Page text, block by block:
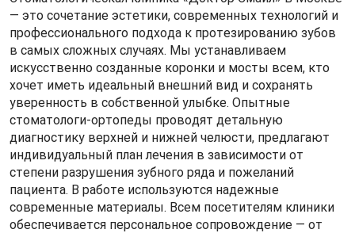
— это сочетание эстетики, современных технологий и
профессионального подхода к протезированию зубов
в самых сложных случаях. Мы устанавливаем
искусственно созданные коронки и мосты всем, кто
хочет иметь идеальный внешний вид и сохранять
уверенность в собственной улыбке. Опытные
стоматологи-ортопеды проводят детальную
диагностику верхней и нижней челюсти, предлагают
индивидуальный план лечения в зависимости от
степени разрушения зубного ряда и пожеланий
пациента. В работе используются надежные
современные материалы. Всем посетителям клиники
обеспечивается персональное сопровождение — от